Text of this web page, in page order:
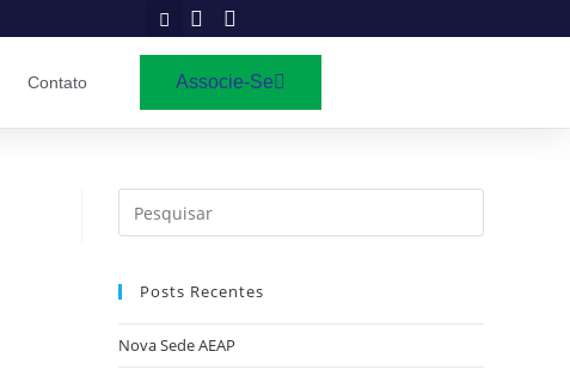
Contato Associe-Se
Posts Recentes
Nova Sede AEAP